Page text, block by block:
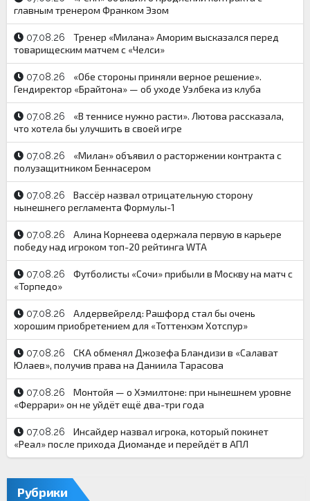
главным тренером Франком Эзом
07.08.26
Тренер «Милана» Аморим высказался перед
товарищеским матчем с «Челси»
07.08.26
«Обе стороны приняли верное решение».
Гендиректор «Брайтона» — об уходе Уэлбека из клуба
07.08.26
«В теннисе нужно расти». Лютова рассказала,
что хотела бы улучшить в своей игре
07.08.26
«Милан» объявил о расторжении контракта с
полузащитником Беннасером
07.08.26
Вассёр назвал отрицательную сторону
нынешнего регламента Формулы-1
07.08.26
Алина Корнеева одержала первую в карьере
победу над игроком топ-20 рейтинга WTA
07.08.26
Футболисты «Сочи» прибыли в Москву на матч с
«Торпедо»
07.08.26
Алдервейрелд: Рашфорд стал бы очень
хорошим приобретением для «Тоттенхэм Хотспур»
07.08.26
СКА обменял Джозефа Бландизи в «Салават
Юлаев», получив права на Даниила Тарасова
07.08.26
Монтойя — о Хэмилтоне: при нынешнем уровне
«Феррари» он не уйдёт ещё два-три года
07.08.26
Инсайдер назвал игрока, который покинет
«Реал» после прихода Диоманде и перейдёт в АПЛ
Рубрики